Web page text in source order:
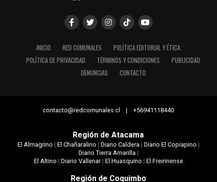
INICIO RED COMUNALES
POLÍTICA EDITORIAL Y ÉTICA
POLÍTICA DE PRIVACIDAD
TÉRMINOS Y CONDICIONES
PUBLICIDAD
DENUNCIAS
CONTACTO
contacto@redcomunales.cl | +56941118440
Región de Atacama
El Almagrino | El Chañaralino | Diario Caldera| Diario El Copiapino |
Diario Tierra Amarilla|
El Altino | Diario Vallenar| El Huasquino | El Freirinense
Región de Coquimbo